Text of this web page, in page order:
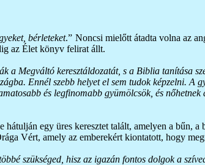
bérleteket.” Noncsi mielőtt átadta volna az
az Élet könyv felirat állt.
a Megváltó keresztáldozatát, s a Biblia tanítása
Ennél szebb helyet el sem tudok képzelni. A
és legfinomabb gyümölcsök, és
egy üres keresztet talált, amelyen a bűn,
Vért, amely az emberekért kiontatott, hogy
szükséged, hisz az igazán fontos dolgok a